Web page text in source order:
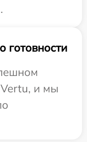
и мы